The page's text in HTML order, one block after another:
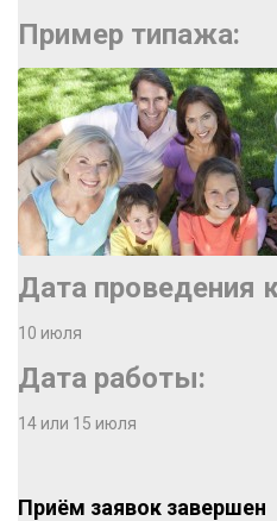
Пример типажа:
Дата проведения
10 июля
Дата работы:
14 или 15 июля
Приём заявок завершен